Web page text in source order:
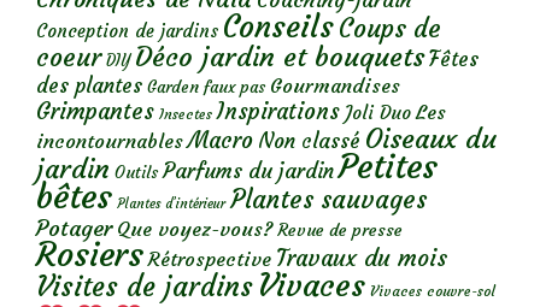
Conception de jardins ConseilsCoups de
coeur DIY Déco jardin et bouquetsFêtes
des plantes Garden faux pas Gourmandises
Grimpantes Insectes Inspirations Joli Duo Les
incontournables Macro Non classé Oiseaux du
jardin Outils Parfums du jardinPetites
bêtes Plantes d’intérieur Plantes sauvages
Potager Que voyez-vous? Revue de presse
Rosiers Rétrospective Travaux du mois
Visites de jardins Vivaces Vivaces couvre-sol